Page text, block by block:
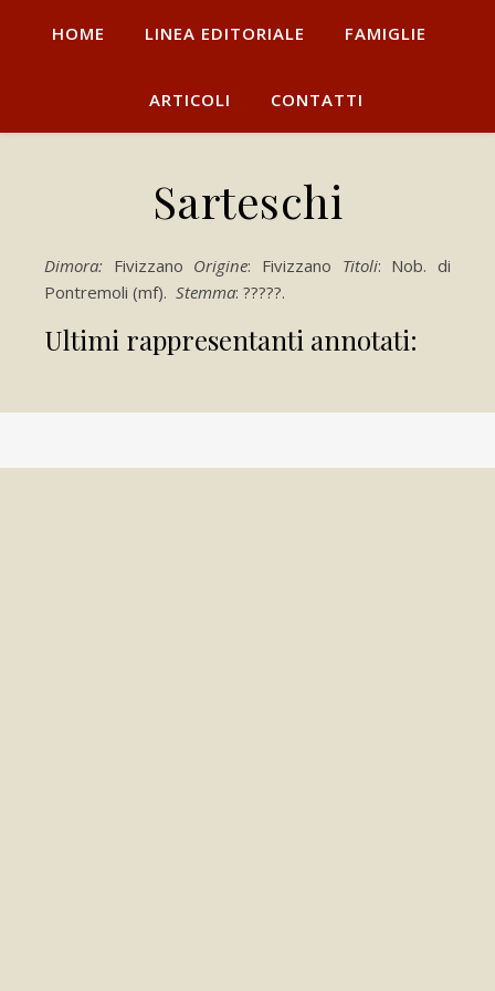
HOME LINEA EDITORIALE FAMIGLIE
ARTICOLI CONTATTI
Sarteschi
Dimora: Fivizzano Origine: Fivizzano Titoli: Nob. di
Pontremoli (mf). Stemma: ?????.
Ultimi rappresentanti annotati: